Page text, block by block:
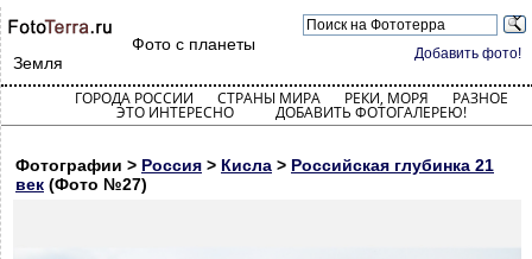
Добавить фото!
Фото с планеты
Земля
ГОРОДА РОССИИ СТРАНЫ МИРА РЕКИ, МОРЯ РАЗНОЕ
ЭТО ИНТЕРЕСНО ДОБАВИТЬ ФОТОГАЛЕРЕЮ!
Фотографии > Россия > Кисла > Российская глубинка 21
век (Фото №27)